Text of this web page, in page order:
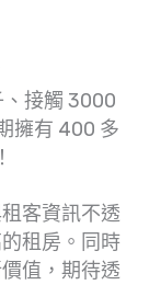
接觸 3000
擁有 400 多
客資訊不透
租房。同時
值，期待透